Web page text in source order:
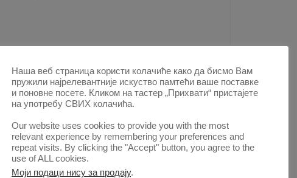
1955 | Вол 3 | 2
2020.
Наша веб страница користи колачиће како да бисмо Вам
пружили најрелевантније искуство памтећи ваше поставке
и поновне посете. Кликом на тастер „Прихвати“ пристајете
на употребу СВИХ колачића.
Our website uses cookies to provide you with the most
relevant experience by remembering your preferences and
repeat visits. By clicking the "Accept" button, you agree to the
use of ALL cookies.
Моји подаци нису за продају.